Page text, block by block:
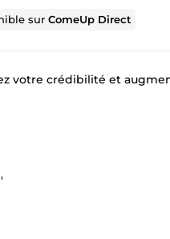
surComeUp Direct
votre crédibilité et